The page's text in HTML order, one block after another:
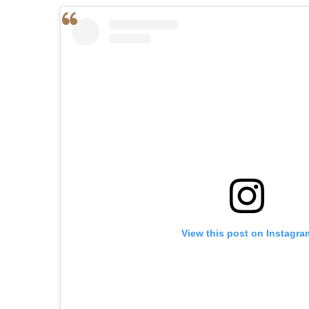
View this post on